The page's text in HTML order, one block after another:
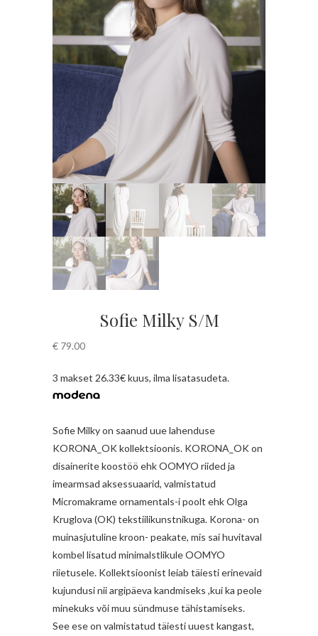
Sofie Milky S/M
€ 79.00
3 makset 26.33€ kuus, ilma lisatasudeta.
Sofie Milky on saanud uue lahenduse
KORONA_OK kollektsioonis. KORONA_OK on
disainerite koostöö ehk OOMYO riided ja
imearmsad aksessuaarid, valmistatud
Micromakrame ornamentals-i poolt ehk Olga
Kruglova (OK) tekstiilikunstnikuga. Korona- on
muinasjutuline kroon- peakate, mis sai huvitaval
kombel lisatud minimalstlikule OOMYO
riietusele. Kollektsioonist leiab täiesti erinevaid
kujundusi nii argipäeva kandmiseks ,kui ka peole
minekuks või muu sündmuse tähistamiseks.
See ese on valmistatud täiesti uuest kangast,